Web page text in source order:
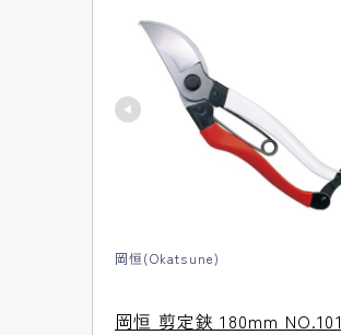
岡恒(Okatsune)
岡恒 剪定鋏 180mm NO.101